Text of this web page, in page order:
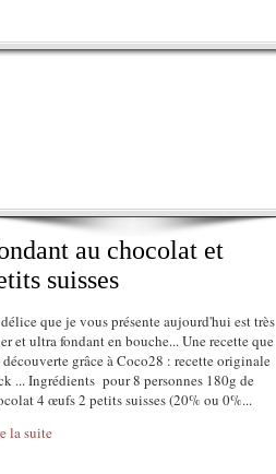
au chocolat et
suisses
que je vous présente aujourd'hui est très
et ultra fondant en bouche... Une recette que
grâce à Coco28 : recette originale
... Ingrédients pour 8 personnes 180g de
4 œufs 2 petits suisses (20% ou 0%...
la suite